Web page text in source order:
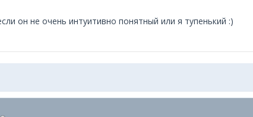
он не очень интуитивно понятный или я тупенький :)